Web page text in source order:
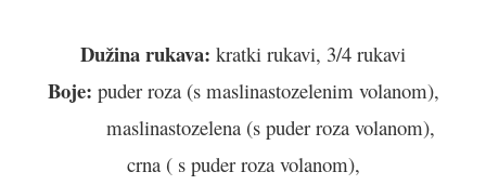
Dužina rukava: kratki rukavi, 3/4 rukavi
Boje: puder roza (s maslinastozelenim volanom),
maslinastozelena (s puder roza volanom),
crna ( s puder roza volanom),